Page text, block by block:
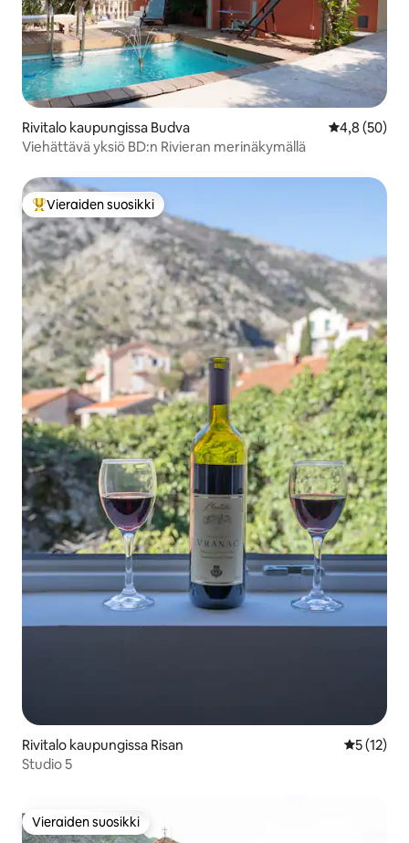
Rivitalo kaupungissa Budva
4,8 (50)
Viehättävä yksiö BD:n Rivieran merinäkymällä
Vieraiden suosikkien parhaimmistoa
Vieraiden suosikki
Rivitalo kaupungissa Risan
5 (12)
Studio 5
Vieraiden suosikki
Vieraiden suosikki